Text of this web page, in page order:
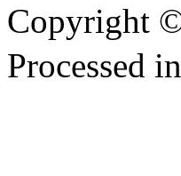
Copyright
Processed